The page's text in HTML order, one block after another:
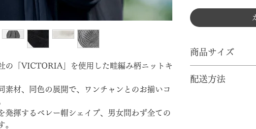
の「VICTORIA」を使用した畦編み柄ニットキ
素材、同色の展開で、ワンチャンとのお揃いコ
発揮するベレー帽シェイプ、男女問わず全ての
。
商品サイズ
頭周り（着用部）：
配送方法